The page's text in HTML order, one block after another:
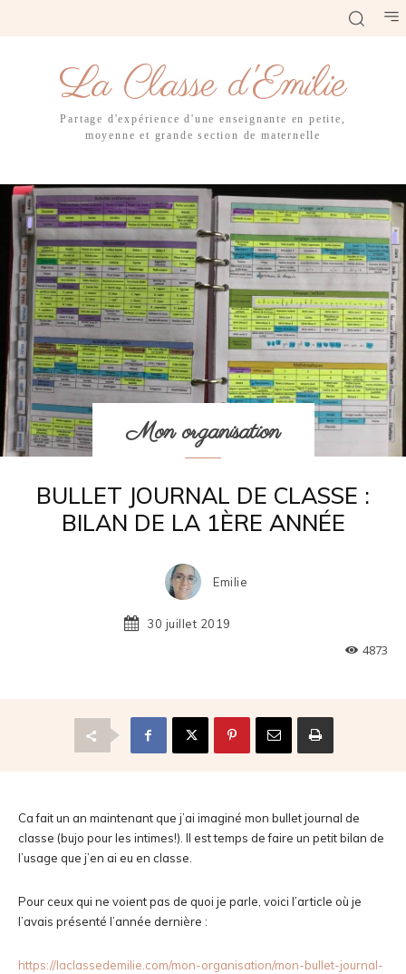
La Classe d'Emilie
Partage d'expérience d'une enseignante en petite,
moyenne et grande section de maternelle
Mon organisation
BULLET JOURNAL DE CLASSE :
BILAN DE LA 1ÈRE ANNÉE
Emilie
4873
30 juillet 2019
Ca fait un an maintenant que j’ai imaginé mon bullet journal de
classe (bujo pour les intimes!). Il est temps de faire un petit bilan de
l’usage que j’en ai eu en classe.
Pour ceux qui ne voient pas de quoi je parle, voici l’article où je
l’avais présenté l’année dernière :
https://laclassedemilie.com/mon-organisation/mon-bullet-journal-